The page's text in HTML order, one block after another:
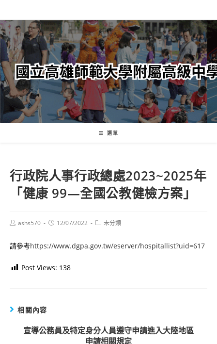
轉
至
主
內
容
選單
行政院人事行政總處2023~2025年
「健康 99—全國公教健檢方案」
Postashs570
Post12/07/2022
Post未分類
請參考https://www.dgpa.gov.tw/eserver/hospitallist?uid=617
Post Views: 138
相關內容
宣導公務員及特定身分人員遵守申請進入大陸地區
申請相關規定